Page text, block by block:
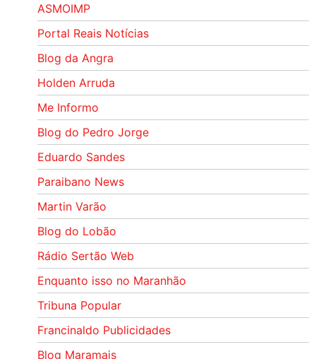
ASMOIMP
Portal Reais Notí­cias
Blog da Angra
Holden Arruda
Me Informo
Blog do Pedro Jorge
Eduardo Sandes
Paraibano News
Martin Varão
Blog do Lobão
Rádio Sertão Web
Enquanto isso no Maranhão
Tribuna Popular
Francinaldo Publicidades
Blog Maramais